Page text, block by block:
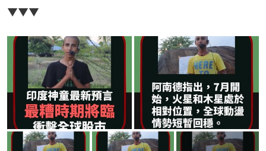
▼▼▼